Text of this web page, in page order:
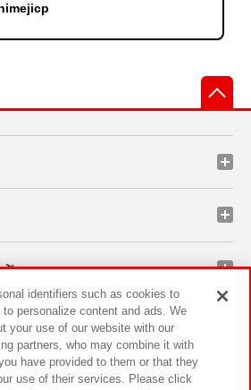
ーン
identifiers such as cookies to
personalize content and ads. We
your use of our website with our
partners, who may combine it with
have provided to them or that they
use of their services. Please click